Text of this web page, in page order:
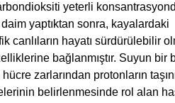
yeterli
yaptıktan sonra, kayalardaki
hayatı sürdürülebilir
bağlanmıştır. Suyun bir
zarlarından protonların
belirlenmesinde rol alan